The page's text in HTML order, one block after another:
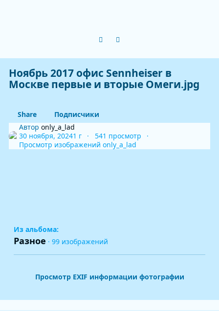
Previous carousel slide
Next carousel slide
Ноябрь 2017 офис Sennheiser в
Москве первые и вторые Омеги.jpg
Share
Подписчики
Авторonly_a_lad
30 ноября, 20241 г
541 просмотр
Просмотр изображений only_a_lad
Из альбома:
Разное · 99 изображений
Просмотр EXIF информации фотографии